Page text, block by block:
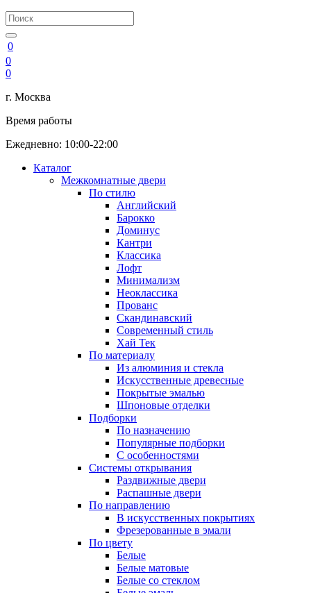
0
0
0
г. Москва
Время работы
Ежедневно: 10:00-22:00
Каталог
Межкомнатные двери
По стилю
Английский
Барокко
Доминус
Кантри
Классика
Лофт
Минимализм
Неоклассика
Прованс
Скандинавский
Современный стиль
Хай Тек
По материалу
Из алюминия и стекла
Искусственные древесные
Покрытые эмалью
Шпоновые отделки
Подборки
По назначению
Популярные подборки
С особенностями
Системы открывания
Раздвижные двери
Распашные двери
По направлению
В искусственных покрытиях
Фрезерованные в эмали
По цвету
Белые
Белые матовые
Белые со стеклом